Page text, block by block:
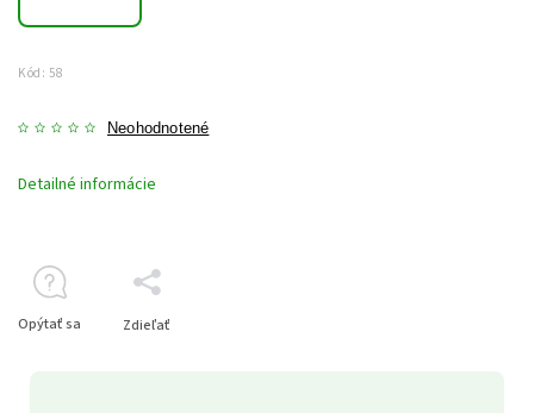
Kód: 58
Neohodnotené
Detailné informácie
Opýtať sa Zdieľať